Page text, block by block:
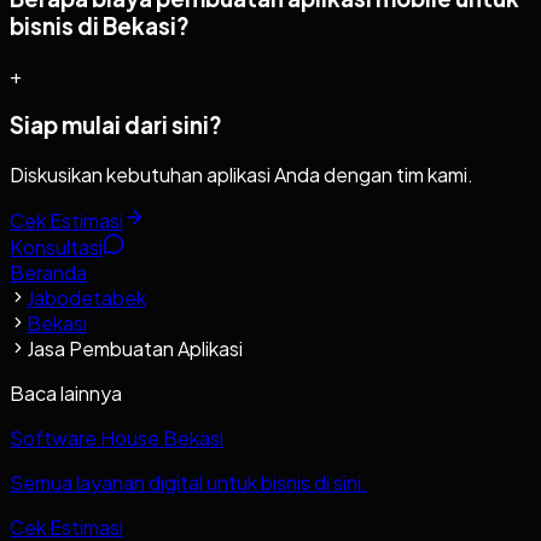
bisnis di Bekasi?
+
Siap mulai dari sini?
Diskusikan kebutuhan aplikasi Anda dengan tim kami.
Cek Estimasi
Konsultasi
Beranda
Jabodetabek
Bekasi
Jasa Pembuatan Aplikasi
Baca lainnya
Software House Bekasi
Semua layanan digital untuk bisnis di sini.
Cek Estimasi